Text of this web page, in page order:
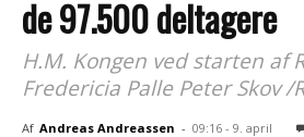
de 97.500 deltagere
H.M. Kongen ved starten af
Fredericia Palle Peter Skov /
Af Andreas Andreassen - 09:16 - 9. april